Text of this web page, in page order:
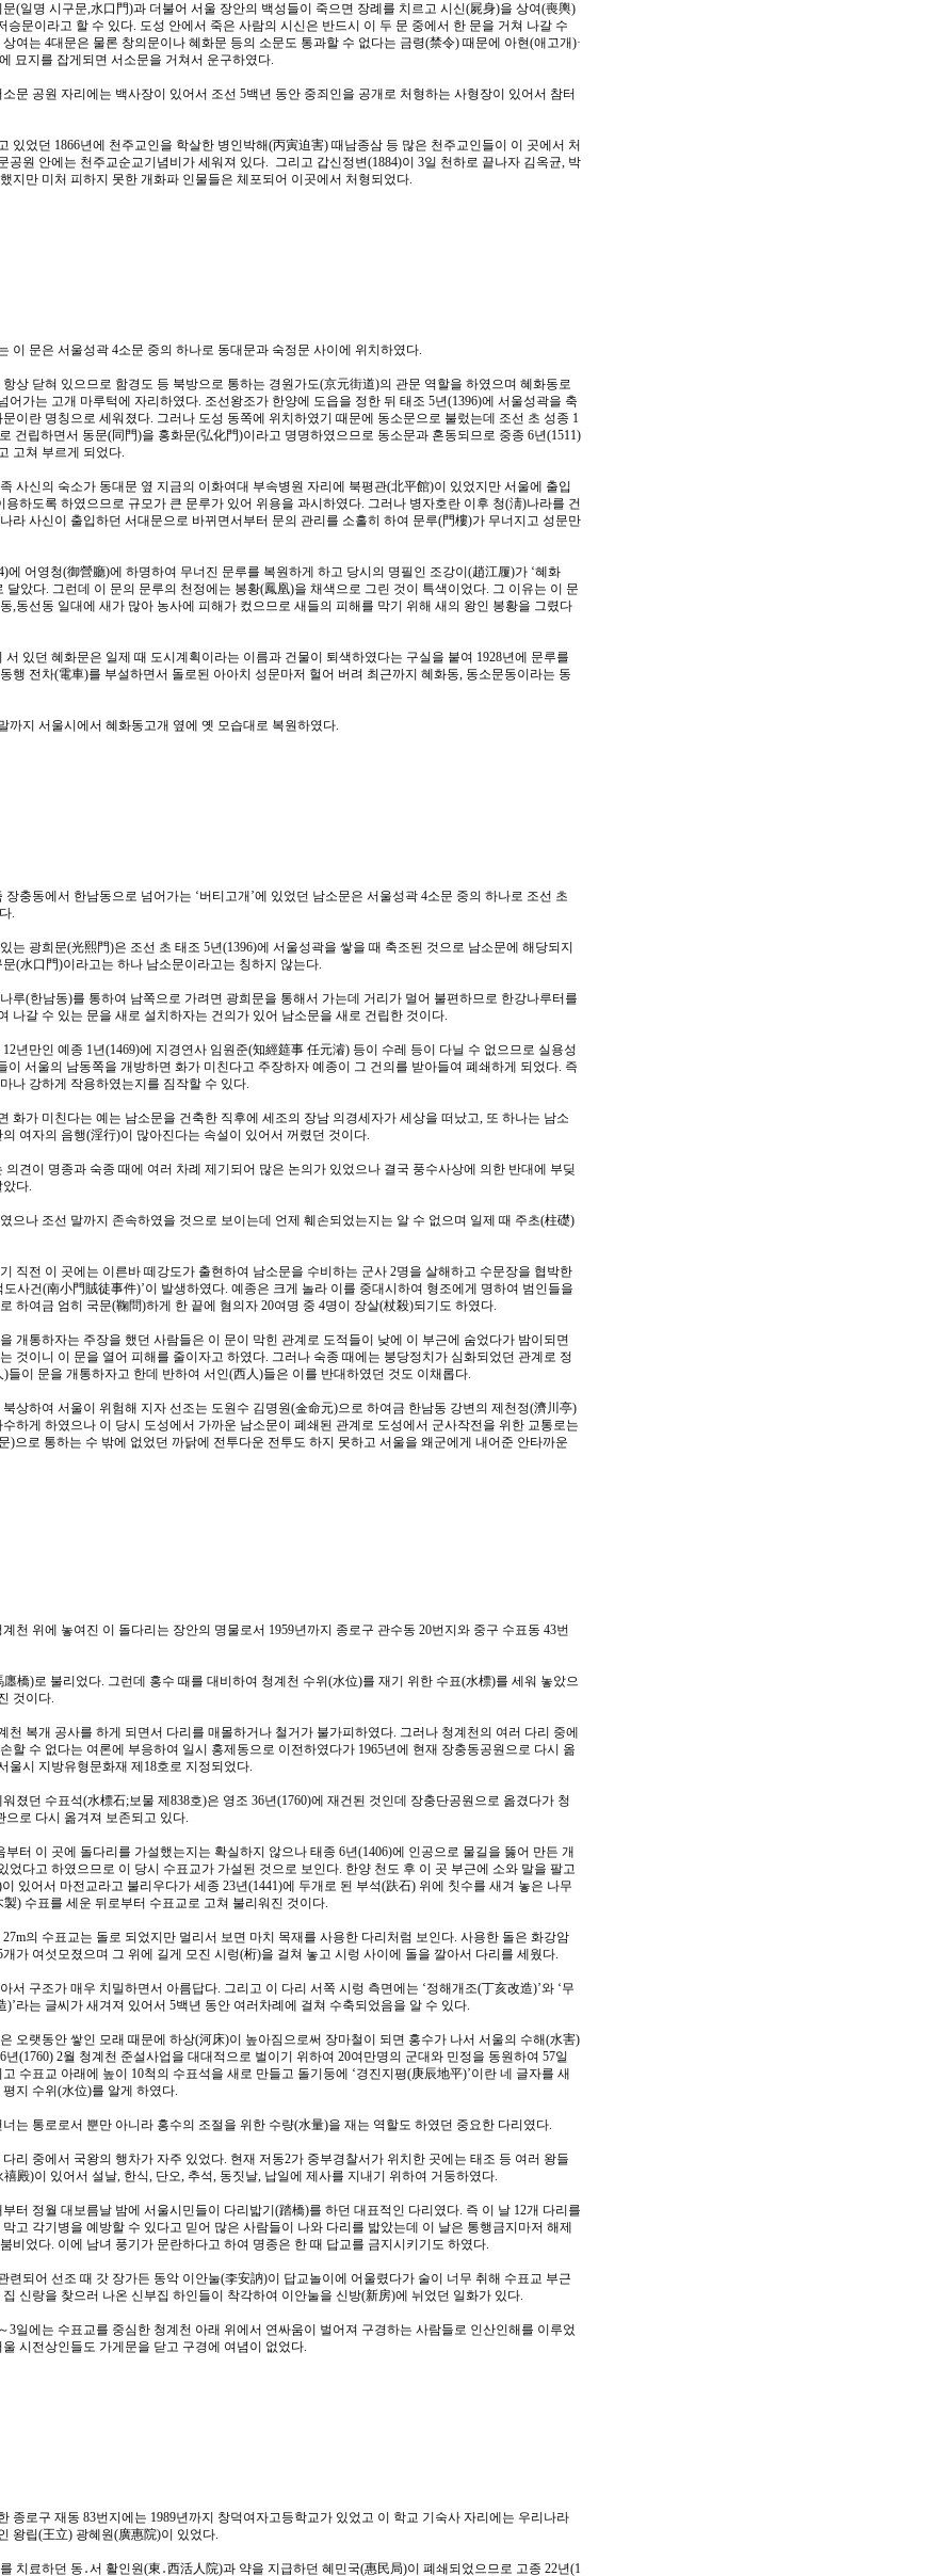
(일명 시구문,水口門)과 더불어 서울 장안의 백성들이 죽으면 장례를 치르고 시신(屍身)을 상여(喪輿)
승문이라고 할 수 있다. 도성 안에서 죽은 사람의 시신은 반드시 이 두 문 중에서 한 문을 거쳐 나갈 수
여는 4대문은 물론 창의문이나 혜화문 등의 소문도 통과할 수 없다는 금령(禁令) 때문에 아현(애고개)·
묘지를 잡게되면 서소문을 거쳐서 운구하였다.
문 공원 자리에는 백사장이 있어서 조선 5백년 동안 중죄인을 공개로 처형하는 사형장이 있어서 참터
있었던 1866년에 천주교인을 학살한 병인박해(丙寅迫害) 때남종삼 등 많은 천주교인들이 이 곳에서 처
공원 안에는 천주교순교기념비가 세워져 있다. 그리고 갑신정변(1884)이 3일 천하로 끝나자 김옥균, 박
지만 미처 피하지 못한 개화파 인물들은 체포되어 이곳에서 처형되었다.
이 문은 서울성곽 4소문 중의 하나로 동대문과 숙정문 사이에 위치하였다.
상 닫혀 있으므로 함경도 등 북방으로 통하는 경원가도(京元街道)의 관문 역할을 하였으며 혜화동로
어가는 고개 마루턱에 자리하였다. 조선왕조가 한양에 도읍을 정한 뒤 태조 5년(1396)에 서울성곽을 축
이란 명칭으로 세워졌다. 그러나 도성 동쪽에 위치하였기 때문에 동소문으로 불렀는데 조선 초 성종 1
건립하면서 동문(同門)을 홍화문(弘化門)이라고 명명하였으므로 동소문과 혼동되므로 중종 6년(1511)
고쳐 부르게 되었다.
사신의 숙소가 동대문 옆 지금의 이화여대 부속병원 자리에 북평관(北平館)이 있었지만 서울에 출입
용하도록 하였으므로 규모가 큰 문루가 있어 위용을 과시하였다. 그러나 병자호란 이후 청(淸)나라를 건
라 사신이 출입하던 서대문으로 바뀌면서부터 문의 관리를 소홀히 하여 문루(門樓)가 무너지고 성문만
에 어영청(御營廳)에 하명하여 무너진 문루를 복원하게 하고 당시의 명필인 조강이(趙江履)가 ‘혜화
달았다. 그런데 이 문의 문루의 천정에는 봉황(鳳凰)을 채색으로 그린 것이 특색이었다. 그 이유는 이 문
,동선동 일대에 새가 많아 농사에 피해가 컸으므로 새들의 피해를 막기 위해 새의 왕인 봉황을 그렸다
서 있던 혜화문은 일제 때 도시계획이라는 이름과 건물이 퇴색하였다는 구실을 붙여 1928년에 문루를
행 전차(電車)를 부설하면서 돌로된 아아치 성문마저 헐어 버려 최근까지 혜화동, 동소문동이라는 동
까지 서울시에서 혜화동고개 옆에 옛 모습대로 복원하였다.
장충동에서 한남동으로 넘어가는 ‘버티고개’에 있었던 남소문은 서울성곽 4소문 중의 하나로 조선 초
.
는 광희문(光熙門)은 조선 초 태조 5년(1396)에 서울성곽을 쌓을 때 축조된 것으로 남소문에 해당되지
(水口門)이라고는 하나 남소문이라고는 칭하지 않는다.
루(한남동)를 통하여 남쪽으로 가려면 광희문을 통해서 가는데 거리가 멀어 불편하므로 한강나루터를
나갈 수 있는 문을 새로 설치하자는 건의가 있어 남소문을 새로 건립한 것이다.
년만인 예종 1년(1469)에 지경연사 임원준(知經筵事 任元濬) 등이 수레 등이 다닐 수 없으므로 실용성
이 서울의 남동쪽을 개방하면 화가 미친다고 주장하자 예종이 그 건의를 받아들여 폐쇄하게 되었다. 즉
나 강하게 작용하였는지를 짐작할 수 있다.
화가 미친다는 예는 남소문을 건축한 직후에 세조의 장남 의경세자가 세상을 떠났고, 또 하나는 남소
여자의 음행(淫行)이 많아진다는 속설이 있어서 꺼렸던 것이다.
의견이 명종과 숙종 때에 여러 차례 제기되어 많은 논의가 있었으나 결국 풍수사상에 의한 반대에 부딪
다.
으나 조선 말까지 존속하였을 것으로 보이는데 언제 훼손되었는지는 알 수 없으며 일제 때 주초(柱礎)
직전 이 곳에는 이른바 떼강도가 출현하여 남소문을 수비하는 군사 2명을 살해하고 수문장을 협박한
도사건(南小門賊徒事件)’이 발생하였다. 예종은 크게 놀라 이를 중대시하여 형조에게 명하여 범인들을
하여금 엄히 국문(鞠問)하게 한 끝에 혐의자 20여명 중 4명이 장살(杖殺)되기도 하였다.
개통하자는 주장을 했던 사람들은 이 문이 막힌 관계로 도적들이 낮에 이 부근에 숨었다가 밤이되면
것이니 이 문을 열어 피해를 줄이자고 하였다. 그러나 숙종 때에는 붕당정치가 심화되었던 관계로 정
들이 문을 개통하자고 한데 반하여 서인(西人)들은 이를 반대하였던 것도 이채롭다.
상하여 서울이 위험해 지자 선조는 도원수 김명원(金命元)으로 하여금 한남동 강변의 제천정(濟川亭)
하게 하였으나 이 당시 도성에서 가까운 남소문이 폐쇄된 관계로 도성에서 군사작전을 위한 교통로는
)으로 통하는 수 밖에 없었던 까닭에 전투다운 전투도 하지 못하고 서울을 왜군에게 내어준 안타까운
천 위에 놓여진 이 돌다리는 장안의 명물로서 1959년까지 종로구 관수동 20번지와 중구 수표동 43번
橋)로 불리었다. 그런데 홍수 때를 대비하여 청계천 수위(水位)를 재기 위한 수표(水標)를 세워 놓았으
것이다.
천 복개 공사를 하게 되면서 다리를 매몰하거나 철거가 불가피하였다. 그러나 청계천의 여러 다리 중에
할 수 없다는 여론에 부응하여 일시 홍제동으로 이전하였다가 1965년에 현재 장충동공원으로 다시 옮
울시 지방유형문화재 제18호로 지정되었다.
졌던 수표석(水標石;보물 제838호)은 영조 36년(1760)에 재건된 것인데 장충단공원으로 옮겼다가 청
으로 다시 옮겨져 보존되고 있다.
부터 이 곳에 돌다리를 가설했는지는 확실하지 않으나 태종 6년(1406)에 인공으로 물길을 뚫어 만든 개
었다고 하였으므로 이 당시 수표교가 가설된 것으로 보인다. 한양 천도 후 이 곳 부근에 소와 말을 팔고
있어서 마전교라고 불리우다가 세종 23년(1441)에 두개로 된 부석(趺石) 위에 칫수를 새겨 놓은 나무
) 수표를 세운 뒤로부터 수표교로 고쳐 불리워진 것이다.
27m의 수표교는 돌로 되었지만 멀리서 보면 마치 목재를 사용한 다리처럼 보인다. 사용한 돌은 화강암
가 여섯모졌으며 그 위에 길게 모진 시렁(桁)을 걸쳐 놓고 시렁 사이에 돌을 깔아서 다리를 세웠다.
서 구조가 매우 치밀하면서 아름답다. 그리고 이 다리 서쪽 시렁 측면에는 ‘정해개조(丁亥改造)’와 ‘무
라는 글씨가 새겨져 있어서 5백년 동안 여러차례에 걸쳐 수축되었음을 알 수 있다.
오랫동안 쌓인 모래 때문에 하상(河床)이 높아짐으로써 장마철이 되면 홍수가 나서 서울의 수해(水害)
년(1760) 2월 청계천 준설사업을 대대적으로 벌이기 위하여 20여만명의 군대와 민정을 동원하여 57일
수표교 아래에 높이 10척의 수표석을 새로 만들고 돌기둥에 ‘경진지평(庚辰地平)’이란 네 글자를 새
지 수위(水位)를 알게 하였다.
는 통로로서 뿐만 아니라 홍수의 조절을 위한 수량(水量)을 재는 역할도 하였던 중요한 다리였다.
리 중에서 국왕의 행차가 자주 있었다. 현재 저동2가 중부경찰서가 위치한 곳에는 태조 등 여러 왕들
殿)이 있어서 설날, 한식, 단오, 추석, 동짓날, 납일에 제사를 지내기 위하여 거둥하였다.
터 정월 대보름날 밤에 서울시민들이 다리밟기(踏橋)를 하던 대표적인 다리였다. 즉 이 날 12개 다리를
고 각기병을 예방할 수 있다고 믿어 많은 사람들이 나와 다리를 밟았는데 이 날은 통행금지마저 해제
비었다. 이에 남녀 풍기가 문란하다고 하여 명종은 한 때 답교를 금지시키기도 하였다.
련되어 선조 때 갓 장가든 동악 이안눌(李安訥)이 답교놀이에 어울렸다가 술이 너무 취해 수표교 부근
신랑을 찾으러 나온 신부집 하인들이 착각하여 이안눌을 신방(新房)에 뉘었던 일화가 있다.
3일에는 수표교를 중심한 청계천 아래 위에서 연싸움이 벌어져 구경하는 사람들로 인산인해를 이루었
시전상인들도 가게문을 닫고 구경에 여념이 없었다.
종로구 재동 83번지에는 1989년까지 창덕여자고등학교가 있었고 이 학교 기숙사 자리에는 우리나라
왕립(王立) 광혜원(廣惠院)이 있었다.
치료하던 동․서 활인원(東․西活人院)과 약을 지급하던 혜민국(惠民局)이 폐쇄되었으므로 고종 22년(1